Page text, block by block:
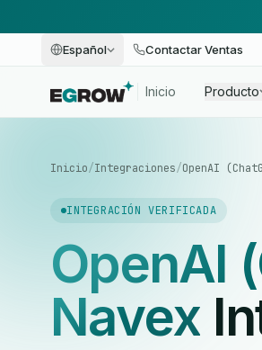
Español Contactar Ventas
Inicio Producto
Inicio/Integraciones/OpenAI
INTEGRACIÓN VERIFICADA
OpenAI
Navex